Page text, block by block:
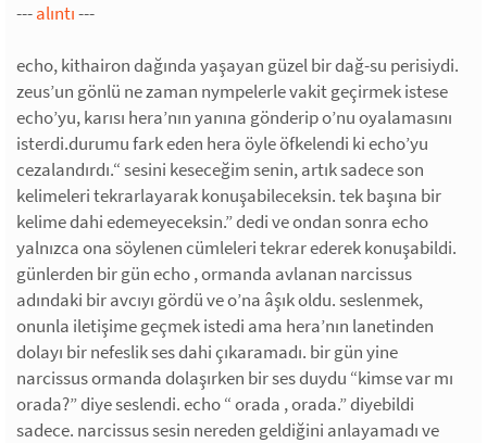
---alıntı---
echo, kithairon dağında yaşayan güzel bir dağ-su perisiydi.
zeus’un gönlü ne zaman nympelerle vakit geçirmek istese
echo’yu, karısı hera’nın yanına gönderip o’nu oyalamasını
isterdi.durumu fark eden hera öyle öfkelendi ki echo’yu
cezalandırdı.“ sesini keseceğim senin, artık sadece son
kelimeleri tekrarlayarak konuşabileceksin. tek başına bir
kelime dahi edemeyeceksin.” dedi ve ondan sonra echo
yalnızca ona söylenen cümleleri tekrar ederek konuşabildi.
günlerden bir gün echo , ormanda avlanan narcissus
adındaki bir avcıyı gördü ve o’na âşık oldu. seslenmek,
onunla iletişime geçmek istedi ama hera’nın lanetinden
dolayı bir nefeslik ses dahi çıkaramadı. bir gün yine
narcissus ormanda dolaşırken bir ses duydu “kimse var mı
orada?” diye seslendi. echo “ orada , orada.” diyebildi
sadece. narcissus sesin nereden geldiğini anlayamadı ve